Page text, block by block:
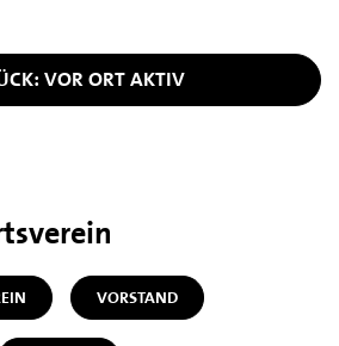
VOR ORT AKTIV
VORSTAND